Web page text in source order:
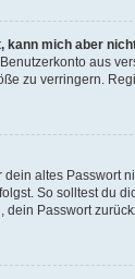
mich aber
aus
zu verringern.
altes Passwort
So solltest du
Passwort